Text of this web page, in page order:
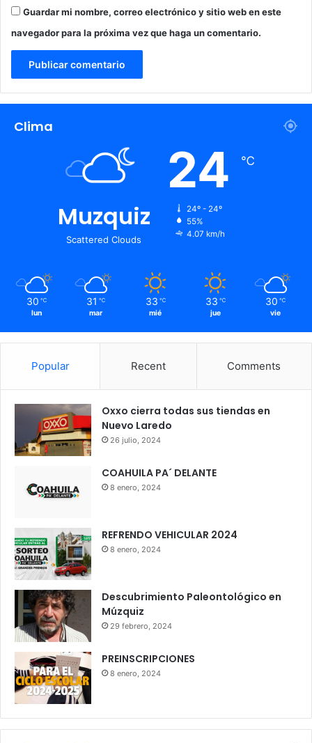
e Guardar mi nombre, correo electrónico y sitio web en este
navegador para la próxima vez que haga un comentario.
Clima
Muzquiz
Scattered Clouds
24 ℃
24º - 24º
55%
4.07 km/h
30 ℃
lun
31 ℃
mar
33 ℃
mié
33 ℃
jue
30 ℃
vie
Popular Recent Comments
Oxxo cierra todas sus tiendas en
Nuevo Laredo
26 julio, 2024
COAHUILA PA´ DELANTE
8 enero, 2024
REFRENDO VEHICULAR 2024
8 enero, 2024
Descubrimiento Paleontológico en
Múzquiz
29 febrero, 2024
PREINSCRIPCIONES
8 enero, 2024